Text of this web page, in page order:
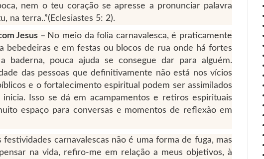
nem o teu coração se apresse a pronunciar palavra
na terra..”(Eclesiastes 5: 2).
Jesus – No meio da folia carnavalesca, é praticamente
bebedeiras e em festas ou blocos de rua onde há fortes
pouca ajuda se consegue dar para alguém.
das pessoas que definitivamente não está nos vícios
e o fortalecimento espiritual podem ser assimilados
Isso se dá em acampamentos e retiros espirituais
espaço para conversas e momentos de reflexão em
carnavalescas não é uma forma de fuga, mas
na vida, refiro-me em relação a meus objetivos, à